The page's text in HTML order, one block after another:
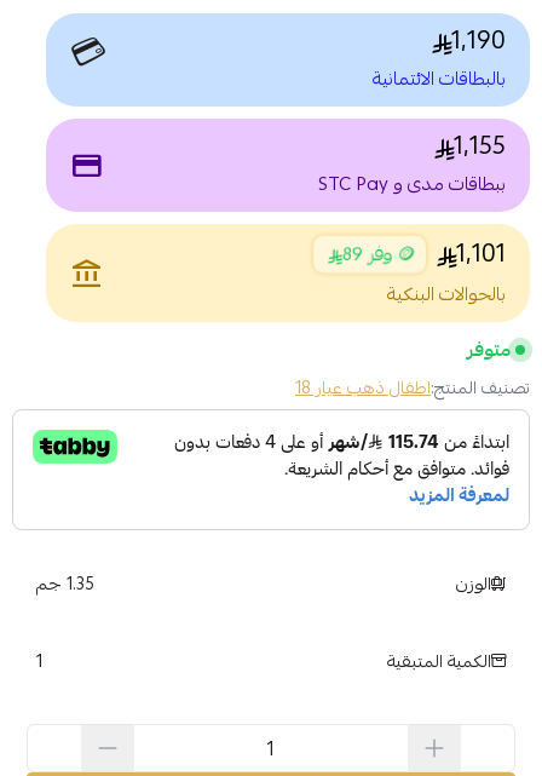
1,190
بالبطاقات الائتمانية 💳
1,155
ببطاقات مدى و STC Pay payment
1,101 🪙 وفر 89
بالحوالات البنكية
account_balance
متوفر
تصنيف المنتج:اطفال ذهب عيار 18
الوزن 1.35 جم
الكمية المتبقية 1